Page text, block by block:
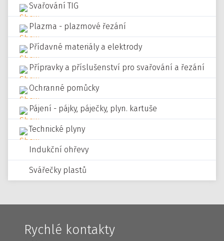
Svařování TIG
Plazma - plazmové řezání
Přídavné materiály a elektrody
Přípravky a příslušenství pro svařování a řezání
Ochranné pomůcky
Pájení - pájky, páječky, plyn. kartuše
Technické plyny
Indukční ohřevy
Svářečky plastů
Rychlé kontakty